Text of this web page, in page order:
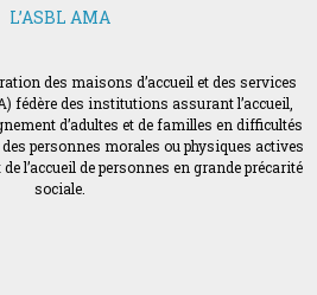
L’ASBL AMA
des maisons d’accueil et des services
fédère des institutions assurant l’accueil,
d’adultes et de familles en difficultés
personnes morales ou physiques actives
l’accueil de personnes en grande précarité
sociale.